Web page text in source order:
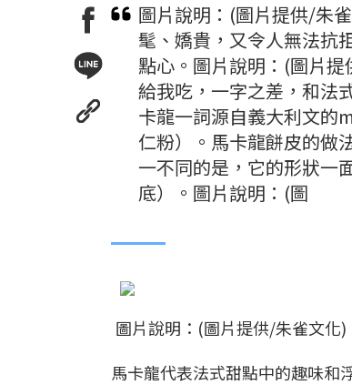
圖片說明：(圖片提供/朱
髦、嬌貴，又令人無法抗
點心。圖片說明：(圖片
給我吃，一字之差，和法
卡龍一詞源自義大利文的
仁粉）。馬卡龍餅皮的做
一不同的是，它的形狀一
底）。圖片說明：(圖
圖片說明：(圖片提供/朱雀文化)
馬卡龍代表法式甜點中的趣味和